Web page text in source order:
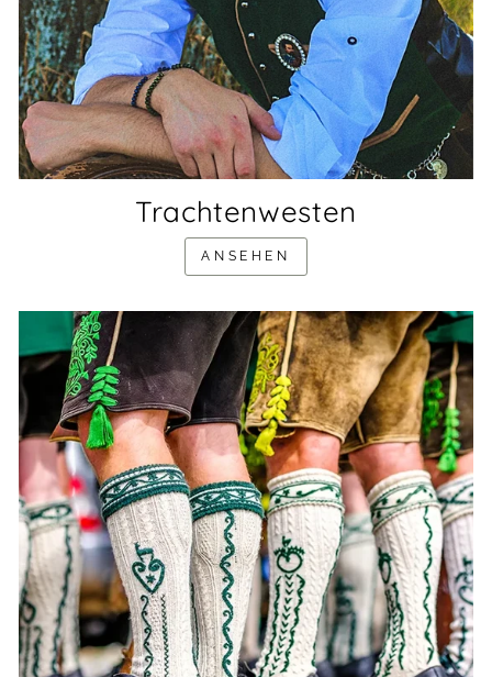
Trachtenwesten
ANSEHEN